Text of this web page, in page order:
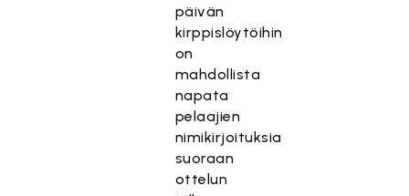
päivän
kirppislöytöihin
on
mahdollista
napata
pelaajien
nimikirjoituksia
suoraan
ottelun